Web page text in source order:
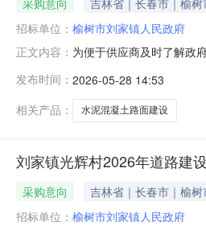
招标单位： 榆树市刘家镇人民政府
正文内容： 为便于供应商及时了解政
泥路建设项目共计8条道
购公告和采购文件
发布时间： 2026-05-28 14:53
相关产品：
水泥混凝土路面建设
刘家镇光辉村2026年道路建
采购意向 吉林省｜长春市｜榆树
招标单位： 榆树市刘家镇人民政府